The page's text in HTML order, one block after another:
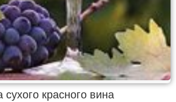
сухого красного вина